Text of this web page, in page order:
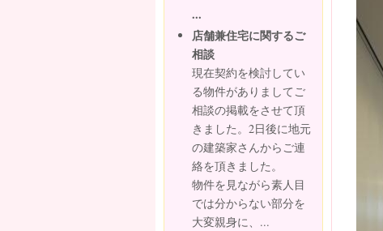
...
店舗兼住宅に関するご
相談
現在契約を検討してい
る物件がありましてご
相談の掲載をさせて頂
きました。2日後に地元
の建築家さんからご連
絡を頂きました。
物件を見ながら素人目
では分からない部分を
大変親身に、...